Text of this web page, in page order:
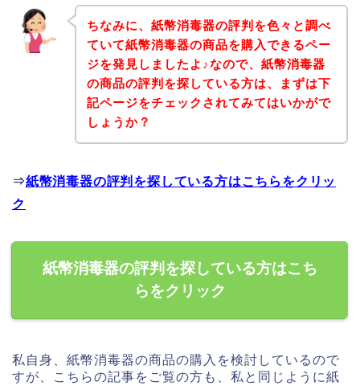
ちなみに、紙幣消毒器の評判を色々と調べ
ていて紙幣消毒器の商品を購入できるペー
ジを発見しましたよ♪なので、紙幣消毒器
の商品の評判を探している方は、まずは下
記ページをチェックされてみてはいかがで
しょうか？
⇒紙幣消毒器の評判を探している方はこちらをクリッ
ク
紙幣消毒器の評判を探している方はこち
らをクリック
私自身、紙幣消毒器の商品の購入を検討しているので
すが、こちらの記事をご覧の方も、私と同じように紙